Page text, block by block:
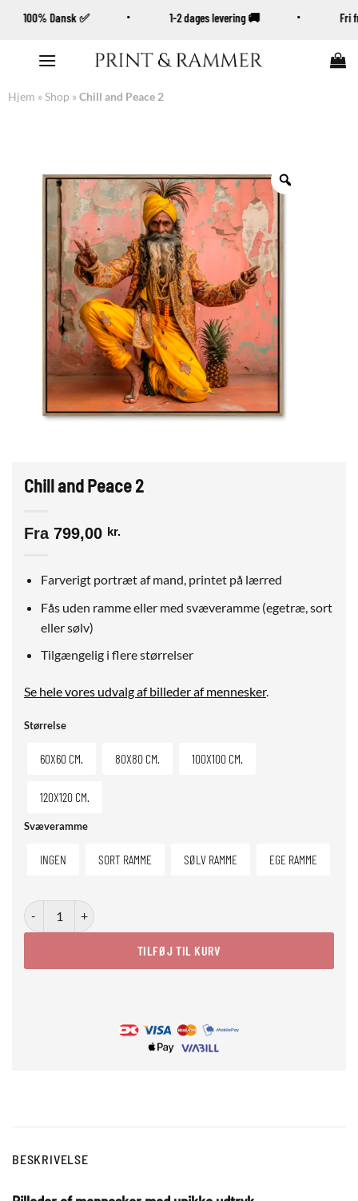
100% Dansk ✅ 1-2 dages levering 🚚
indhold
Hjem »Shop »Chill and Peace 2
Chill and Peace 2
Fra 799,00 kr.
Farverigt portræt af mand, printet på lærred
Fås uden ramme eller med svæveramme (egetræ, sort
eller sølv)
Tilgængelig i flere størrelser
Se hele vores udvalg af billeder af mennesker.
Størrelse
60X60 CM. 80X80 CM. 100X100 CM.
120X120 CM.
Svæveramme
INGEN SORT RAMME SØLV RAMME EGE RAMME
Chill and Peace 2 antal
TILFØJ TIL KURV
BESKRIVELSE